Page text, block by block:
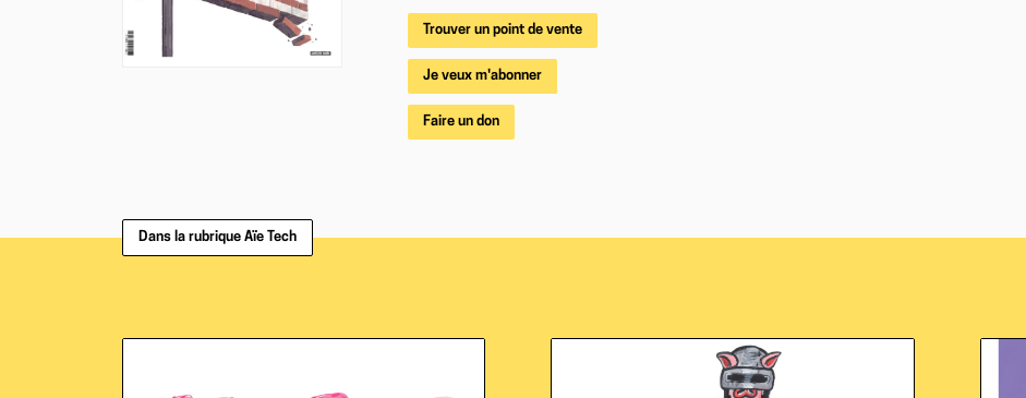
Trouver un point de vente
Je veux m'abonner
Faire un don
Dans la rubrique Aïe Tech